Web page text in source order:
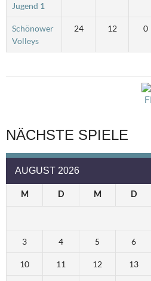
Jugend 1
Schönower
Volleys
24 12 0
NÄCHSTE SPIELE
AUGUST 2026
M D M D
3 4 5 6
10 11 12 13